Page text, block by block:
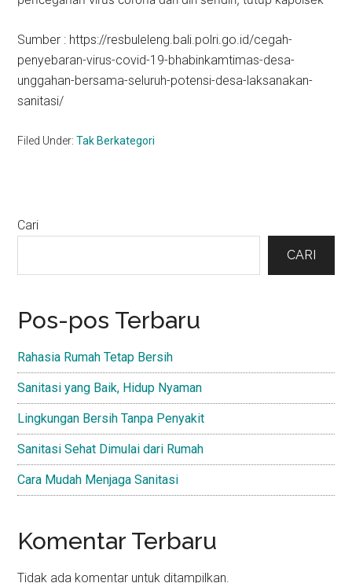
Sumber : https://resbuleleng.bali.polri.go.id/cegah-
penyebaran-virus-covid-19-bhabinkamtimas-desa-
unggahan-bersama-seluruh-potensi-desa-laksanakan-
sanitasi/
Filed Under:Tak Berkategori
Primary
Cari
CARI
Pos-pos Terbaru
Rahasia Rumah Tetap Bersih
Sanitasi yang Baik, Hidup Nyaman
Lingkungan Bersih Tanpa Penyakit
Sanitasi Sehat Dimulai dari Rumah
Cara Mudah Menjaga Sanitasi
Komentar Terbaru
Tidak ada komentar untuk ditampilkan.